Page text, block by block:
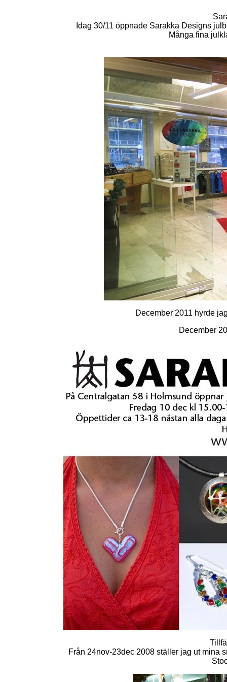
Idag 30/11 öppnade Sarakka Designs
Många fina
December 2011 hyrde
December
Från 24nov-23dec 2008 ställer jag ut mina